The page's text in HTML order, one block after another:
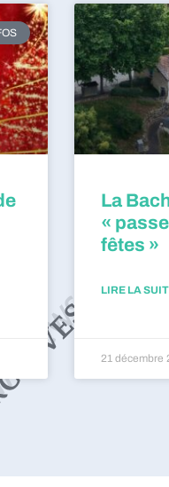
La
«
fêtes »
LIRE LA
21 décembre